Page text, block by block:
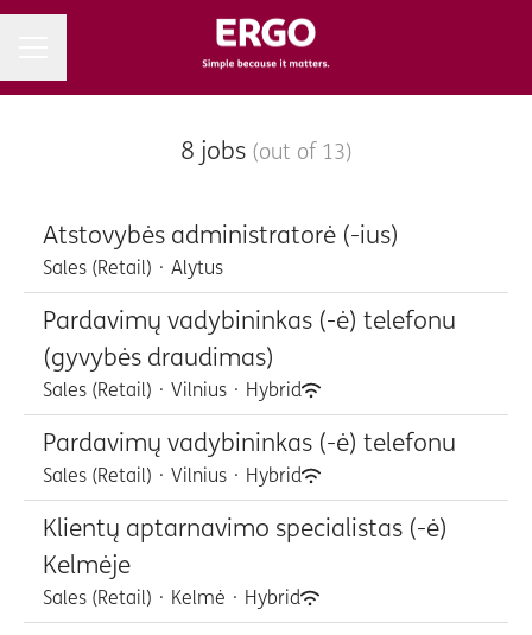
8 jobs (out of 13)
Atstovybės administratorė (-ius)
Sales (Retail) · Alytus
Pardavimų vadybininkas (-ė) telefonu
(gyvybės draudimas)
Sales (Retail) · Vilnius · Hybrid
Pardavimų vadybininkas (-ė) telefonu
Sales (Retail) · Vilnius · Hybrid
Klientų aptarnavimo specialistas (-ė)
Kelmėje
Sales (Retail) · Kelmė · Hybrid